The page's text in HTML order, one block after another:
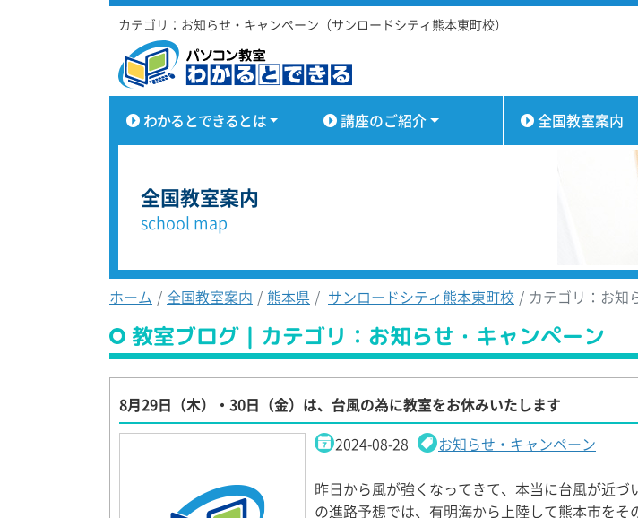
カテゴリ：お知らせ・キャンペーン（サンロードシティ熊本東町校）
わかるとできるとは 講座のご紹介 全国教室案内
全国教室案内
school map
ホーム 全国教室案内 熊本県 サンロードシティ熊本東町校 カテゴリ：お知
教室ブログ｜カテゴリ：お知らせ・キャンペーン
8月29日（木）・30日（金）は、台風の為に教室をお休みいたします
2024-08-28
お知らせ・キャンペーン
昨日から風が強くなってきて、本当に台風が近
の進路予想では、有明海から上陸して熊本市を